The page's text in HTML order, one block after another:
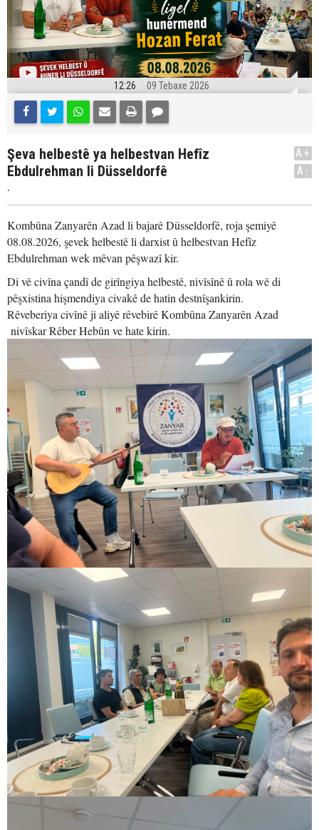
12:26 09 Tebaxe 2026
Şeva helbestê ya helbestvan Hefîz
Ebdulrehman li Düsseldorfê
.
A+
A-
Kombûna Zanyarên Azad li bajarê Düsseldorfê, roja şemiyê
08.08.2026, şevek helbestê li darxist û helbestvan Hefîz
Ebdulrehman wek mêvan pêşwazî kir.
Di vê civîna çandî de girîngiya helbestê, nivîsînê û rola wê di
pêşxistina hişmendiya civakê de hatin destnîşankirin.
Rêveberiya civînê ji aliyê rêvebirê Kombûna Zanyarên Azad
nivîskar Rêber Hebûn ve hate kirin.